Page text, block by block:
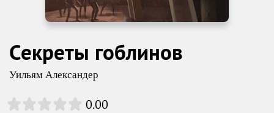
Секреты гоблинов
Уильям Александер
0.00